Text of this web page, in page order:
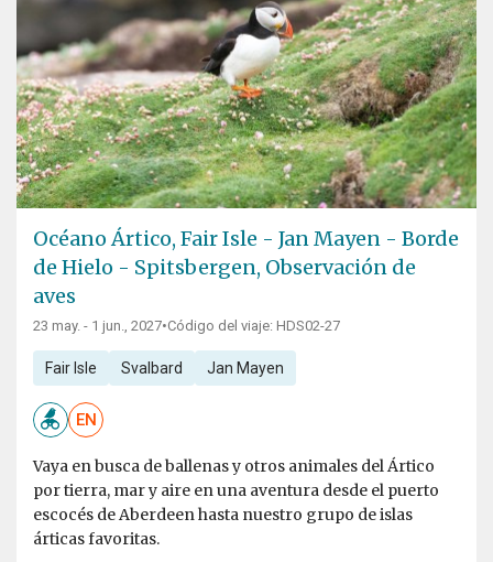
Océano Ártico, Fair Isle - Jan Mayen - Borde
de Hielo - Spitsbergen, Observación de
aves
23 may. - 1 jun., 2027•Código del viaje: HDS02-27
Fair Isle Svalbard Jan Mayen
EN
Vaya en busca de ballenas y otros animales del Ártico
por tierra, mar y aire en una aventura desde el puerto
escocés de Aberdeen hasta nuestro grupo de islas
árticas favoritas.